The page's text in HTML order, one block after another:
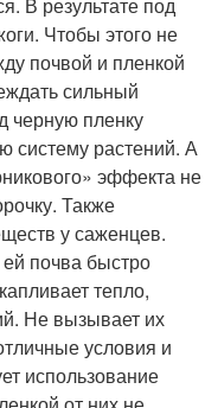
Чтобы этого не
почвой и пленкой
сильный
черную пленку
систему растений. А
эффекта не
Также
у саженцев.
почва быстро
тепло,
Не вызывает их
условия и
использование